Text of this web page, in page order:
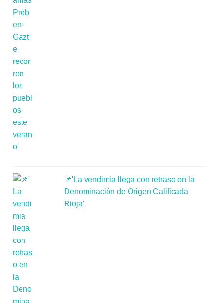
📌'La vendimia llega con retraso en la
Denominación de Origen Calificada
Rioja'